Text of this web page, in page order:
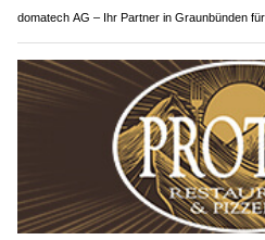
domatech AG – Ihr Partner in Graunbünden